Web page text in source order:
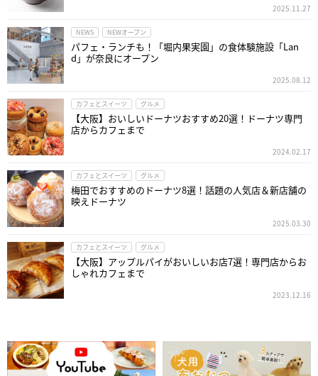
2025.11.27
NEWS NEWオープン
パフェ・ランチも！「堀内果実園」の食体験施設「Lan
d」が奈良にオープン
2025.08.12
カフェとスイーツ グルメ
【大阪】おいしいドーナツおすすめ20選！ドーナツ専門
店からカフェまで
2024.02.17
カフェとスイーツ グルメ
梅田でおすすめのドーナツ8選！話題の人気店＆新店舗の
映えドーナツ
2025.03.30
カフェとスイーツ グルメ
【大阪】アップルパイがおいしいお店7選！専門店からお
しゃれカフェまで
2023.12.16